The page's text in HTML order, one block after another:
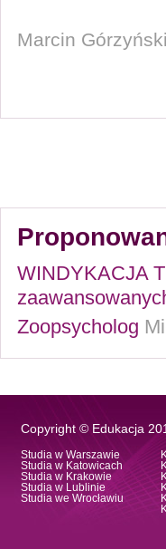
Marcin
WINDYKACJA
Zoopsycholog
Copyright © Edukacja
Studia w Warszawie
Studia w Katowicach
Studia w Krakowie
Studia w Lublinie
Studia we Wrocławiu